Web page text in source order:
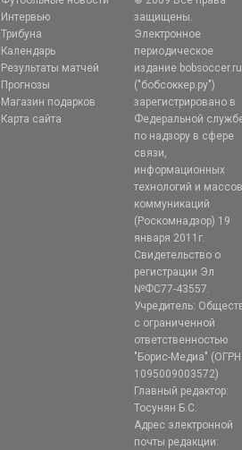
Интервью
Трибуна
Календарь
Результаты матчей
Прогнозы
Магазин подарков
Карта сайта
защищены.
Электронное
периодическое
издание bobsoccer.ru
("бобсоккер.ру")
зарегистрировано в
Федеральной
по надзору в сфере
связи,
информационных
технологий и
коммуникаций
(Роскомнадзор) 19
января 2011г.
Свидетельство о
регистрации Эл
№ФС77-43557.
Учредитель:
с ограниченной
ответственностью
"Борис-Медиа" (ОГРН
1095009003572)
Главный редактор:
Тосунян Б.С.
Адрес электронной
почты редакции: